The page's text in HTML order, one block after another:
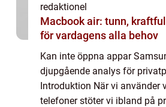
redaktionel
Macbook air: tunn,
för vardagens alla behov
Kan inte öppna appar
djupgående analys för
Introduktion När vi använder
telefoner stöter vi ibland på